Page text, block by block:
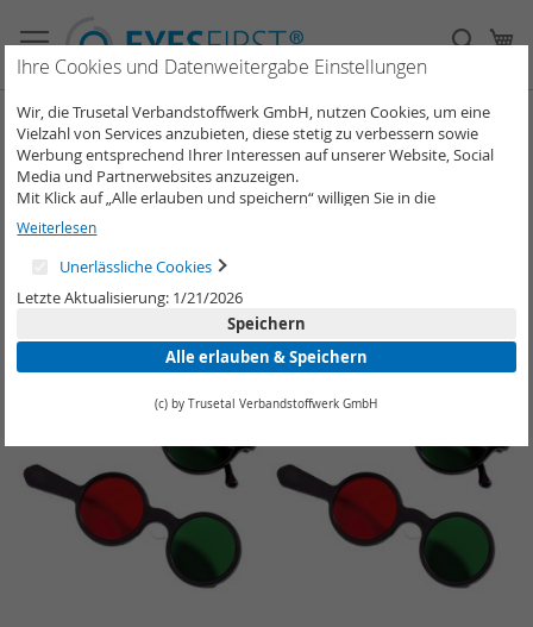
zum
Inhalt
Stereoteste
Artikel
Sortieren nach
Filtern nach
Ihre Cookies und Datenweitergabe Einstellungen
Wir, die Trusetal Verbandstoffwerk GmbH, nutzen Cookies, um eine
Vielzahl von Services anzubieten, diese stetig zu verbessern sowie
Werbung entsprechend Ihrer Interessen auf unserer Website, Social
Media und Partnerwebsites anzuzeigen.
Mit Klick auf „Alle erlauben und speichern“ willigen Sie in die
Verwendung aller Cookies ein.
Unter „Weitere Informationen“ können Sie Ihre Cookie-Einstellungen
selber anpassen und speichern.
Weiterlesen
Unerlässliche Cookies
Letzte Aktualisierung: 1/21/2026
Speichern
Alle erlauben & Speichern
(c) by Trusetal Verbandstoffwerk GmbH